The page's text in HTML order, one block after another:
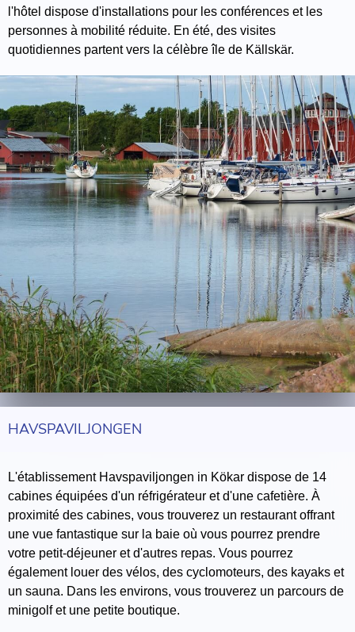
l'hôtel dispose d'installations pour les conférences et les
personnes à mobilité réduite. En été, des visites
quotidiennes partent vers la célèbre île de Källskär.
HAVSPAVILJONGEN
L'établissement Havspaviljongen in Kökar dispose de 14
cabines équipées d'un réfrigérateur et d'une cafetière. À
proximité des cabines, vous trouverez un restaurant offrant
une vue fantastique sur la baie où vous pourrez prendre
votre petit-déjeuner et d'autres repas. Vous pourrez
également louer des vélos, des cyclomoteurs, des kayaks et
un sauna. Dans les environs, vous trouverez un parcours de
minigolf et une petite boutique.